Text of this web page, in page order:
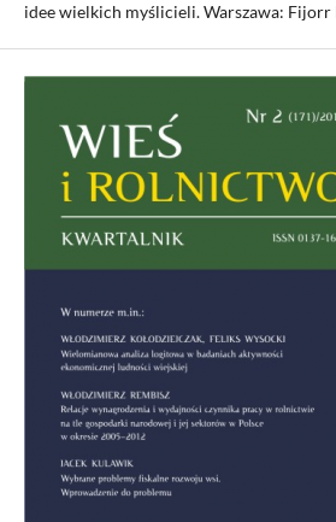
idee wielkich myślicieli. Warszawa: Fijorr